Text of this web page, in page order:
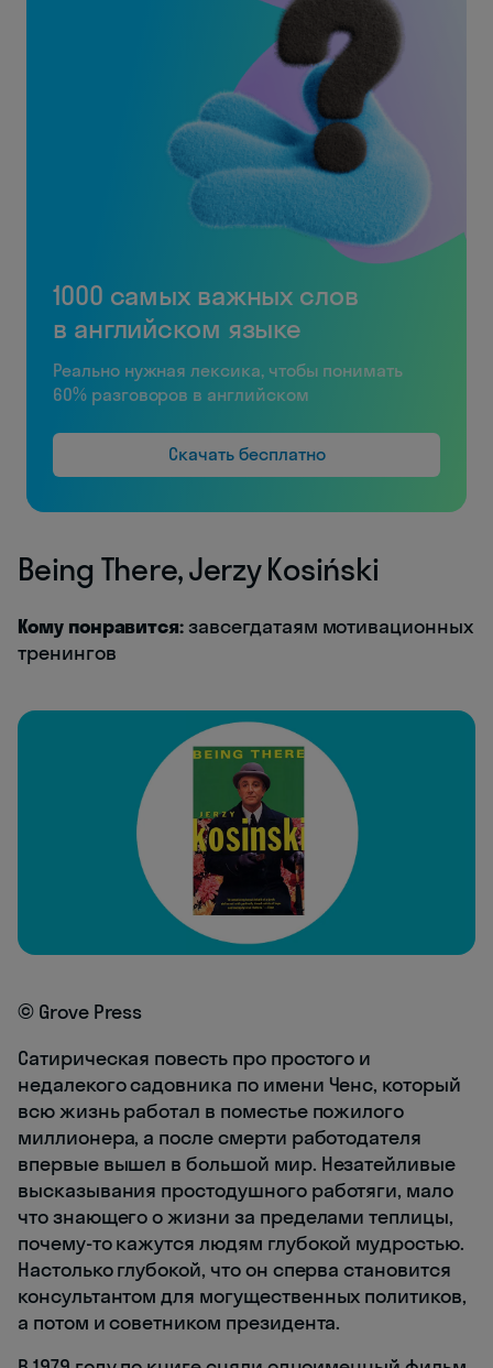
1000 самых важных слов
в английском языке
Реально нужная лексика, чтобы понимать
60% разговоров в английском
Скачать бесплатно
Being There, Jerzy Kosiński
Кому понравится:завсегдатаям мотивационных
тренингов
© Grove Press
Сатирическая повесть про простого и
недалекого садовника по имени Ченс, который
всю жизнь работал в поместье пожилого
миллионера, а после смерти работодателя
впервые вышел в большой мир. Незатейливые
высказывания простодушного работяги, мало
что знающего о жизни за пределами теплицы,
почему-то кажутся людям глубокой мудростью.
Настолько глубокой, что он сперва становится
консультантом для могущественных политиков,
а потом и советником президента.